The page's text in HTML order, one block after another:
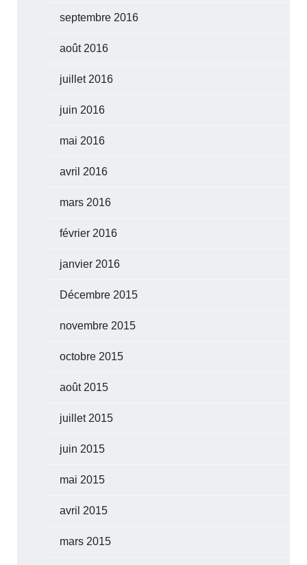
septembre 2016
août 2016
juillet 2016
juin 2016
mai 2016
avril 2016
mars 2016
février 2016
janvier 2016
Décembre 2015
novembre 2015
octobre 2015
août 2015
juillet 2015
juin 2015
mai 2015
avril 2015
mars 2015